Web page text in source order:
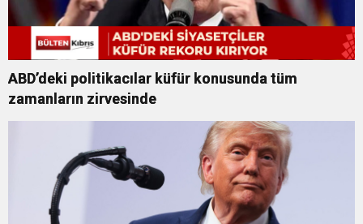
ABD’deki politikacılar küfür konusunda tüm
zamanların zirvesinde